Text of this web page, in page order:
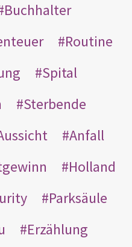
Buchhalter
Routine
Spital
Sterbende
Anfall
Holland
Parksäule
Erzählung